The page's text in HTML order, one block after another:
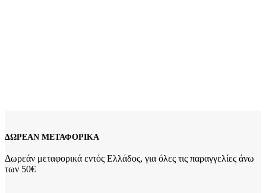
ΔΩΡΕΑΝ ΜΕΤΑΦΟΡΙΚΑ
Δωρεάν μεταφορικά εντός Ελλάδος, για όλες τις παραγγελίες άνω
των 50€